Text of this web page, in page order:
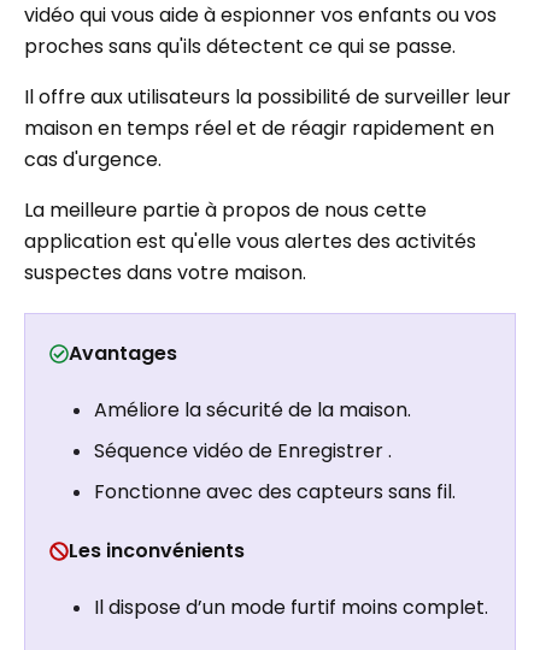
vidéo qui vous aide à espionner vos enfants ou vos
proches sans qu'ils détectent ce qui se passe.
Il offre aux utilisateurs la possibilité de surveiller leur
maison en temps réel et de réagir rapidement en
cas d'urgence.
La meilleure partie à propos de nous cette
application est qu'elle vous alertes des activités
suspectes dans votre maison.
Avantages
Améliore la sécurité de la maison.
Séquence vidéo de Enregistrer .
Fonctionne avec des capteurs sans fil.
Les inconvénients
Il dispose d’un mode furtif moins complet.